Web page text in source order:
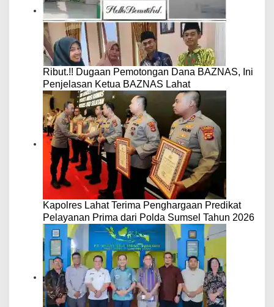
Ribut.!! Dugaan Pemotongan Dana BAZNAS, Ini
Penjelasan Ketua BAZNAS Lahat
Kapolres Lahat Terima Penghargaan Predikat
Pelayanan Prima dari Polda Sumsel Tahun 2026